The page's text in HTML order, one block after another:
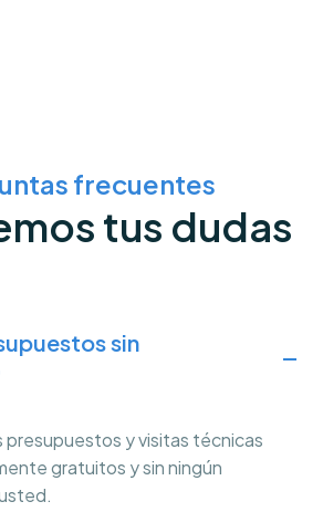
frecuentes
tus dudas
sin
presupuestos y visitas técnicas
gratuitos y sin ningún